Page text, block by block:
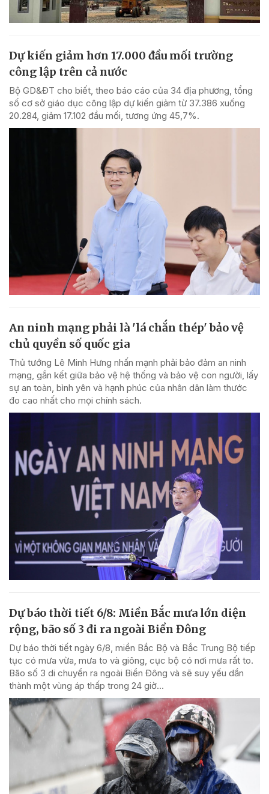
Dự kiến giảm hơn 17.000 đầu mối trường
công lập trên cả nước
Bộ GD&ĐT cho biết, theo báo cáo của 34 địa phương, tổng
số cơ sở giáo dục công lập dự kiến giảm từ 37.386 xuống
20.284, giảm 17.102 đầu mối, tương ứng 45,7%.
An ninh mạng phải là 'lá chắn thép' bảo vệ
chủ quyền số quốc gia
Thủ tướng Lê Minh Hưng nhấn mạnh phải bảo đảm an ninh
mạng, gắn kết giữa bảo vệ hệ thống và bảo vệ con người, lấy
sự an toàn, bình yên và hạnh phúc của nhân dân làm thước
đo cao nhất cho mọi chính sách.
Dự báo thời tiết 6/8: Miền Bắc mưa lớn diện
rộng, bão số 3 đi ra ngoài Biển Đông
Dự báo thời tiết ngày 6/8, miền Bắc Bộ và Bắc Trung Bộ tiếp
tục có mưa vừa, mưa to và giông, cục bộ có nơi mưa rất to.
Bão số 3 di chuyển ra ngoài Biển Đông và sẽ suy yếu dần
thành một vùng áp thấp trong 24 giờ...